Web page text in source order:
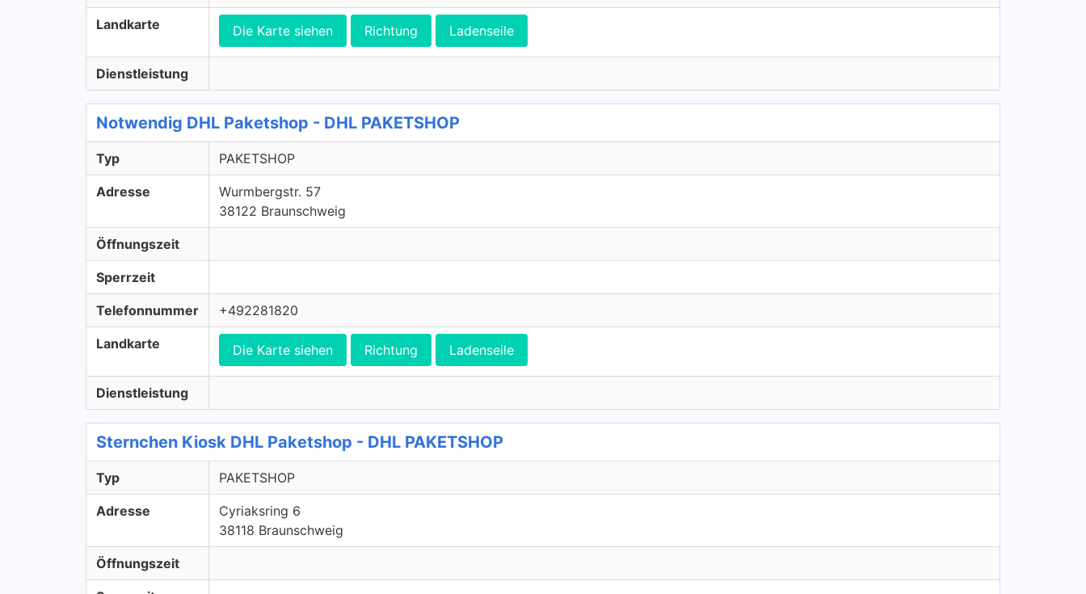
Landkarte Die Karte siehen Richtung Ladenseile
Dienstleistung
Notwendig DHL Paketshop - DHL PAKETSHOP
Typ PAKETSHOP
Adresse
Wurmbergstr. 57
38122 Braunschweig
Öffnungszeit
Sperrzeit
Telefonnummer +492281820
Landkarte Die Karte siehen Richtung Ladenseile
Dienstleistung
Sternchen Kiosk DHL Paketshop - DHL PAKETSHOP
Typ PAKETSHOP
Adresse
Cyriaksring 6
38118 Braunschweig
Öffnungszeit